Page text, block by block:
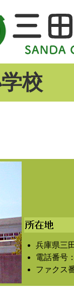
校
兵庫県三
電話番号
ファクス